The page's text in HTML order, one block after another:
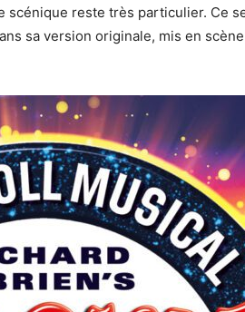
scénique reste très particulier. Ce
sa version originale, mis en